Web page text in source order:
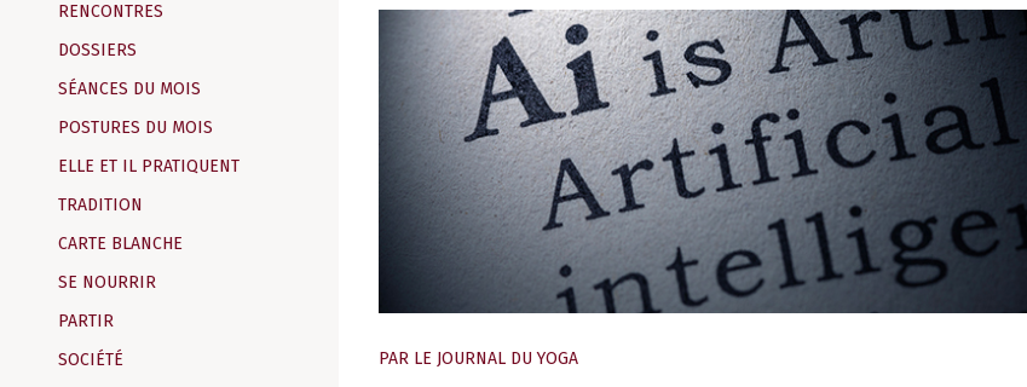
RENCONTRES
DOSSIERS
SÉANCES DU MOIS
POSTURES DU MOIS
ELLE ET IL PRATIQUENT
TRADITION
CARTE BLANCHE
SE NOURRIR
PARTIR
SOCIÉTÉ
PAR LE JOURNAL DU YOGA